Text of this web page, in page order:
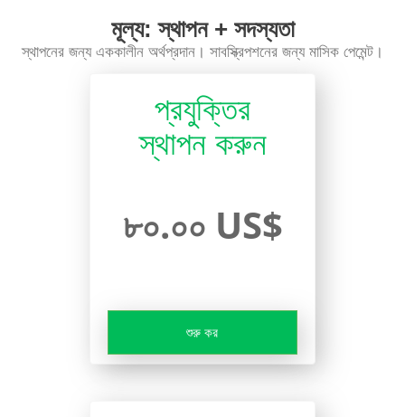
মূল্য: স্থাপন + সদস্যতা
স্থাপনের জন্য এককালীন অর্থপ্রদান। সাবস্ক্রিপশনের জন্য মাসিক পেমেন্ট।
প্রযুক্তির
স্থাপন করুন
৮০.০০ US$
শুরু কর